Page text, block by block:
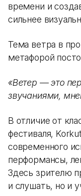
времени и
сильнее
Тема ветра в
метафорой
«Ветер — это
звучаниями,
В отличие от
фестиваля,
современного
перформансы,
Здесь зрителю
и слушать, но и